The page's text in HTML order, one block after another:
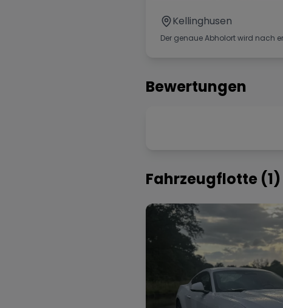
Kellinghusen
Der genaue Abholort wird nach
Bewertungen
Fahrzeugflotte (1)